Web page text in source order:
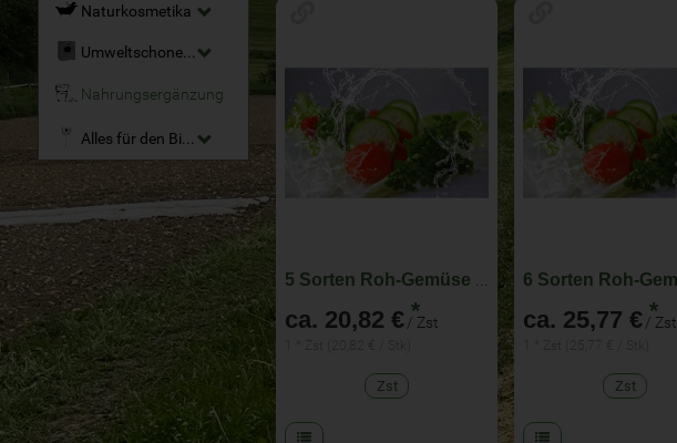
Naturkosmetika
Umweltschonende Reinigungsmittel
Nahrungsergänzung
Alles für den Bio-Garten
ca. 20,82 € *
/ Zst
Zst
ca. 25,77 € *
/ Zst
Zst